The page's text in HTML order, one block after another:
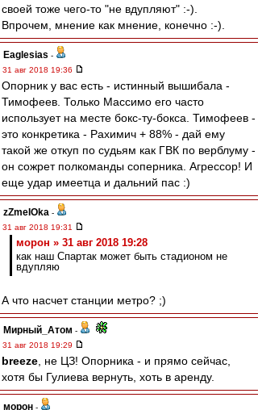
своей тоже чего-то "не вдупляют" :-).
Впрочем, мнение как мнение, конечно :-).
Eaglesias -
31 авг 2018 19:36
Опорник у вас есть - истинный вышибала -
Тимофеев. Только Массимо его часто
использует на месте бокс-ту-бокса. Тимофеев -
это конкретика - Рахимич + 88% - дай ему
такой же откуп по судьям как ГВК по верблуму -
он сожрет полкоманды соперника. Агрессор! И
еще удар имеетца и дальний пас :)
zZmeIOka -
31 авг 2018 19:31
морон » 31 авг 2018 19:28
как наш Спартак может быть стадионом не
вдупляю
А что насчет станции метро? ;)
Мирный_Атом -
31 авг 2018 19:29
breeze , не ЦЗ! Опорника - и прямо сейчас,
хотя бы Гулиева вернуть, хоть в аренду.
морон -